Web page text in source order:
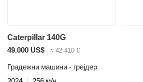
Caterpillar 140G
49.000 US$
≈ 42.410 €
Градежни машини - грејдер